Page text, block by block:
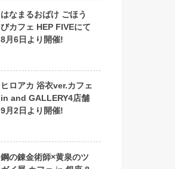
はなまるおばけ ごほう
びカフェ HEP FIVEにて
8月6日より開催!
ヒロアカ 浴衣ver.カフェ
in and GALLERY4店舗
9月2日より開催!
鋼の錬金術師×黄泉のツ